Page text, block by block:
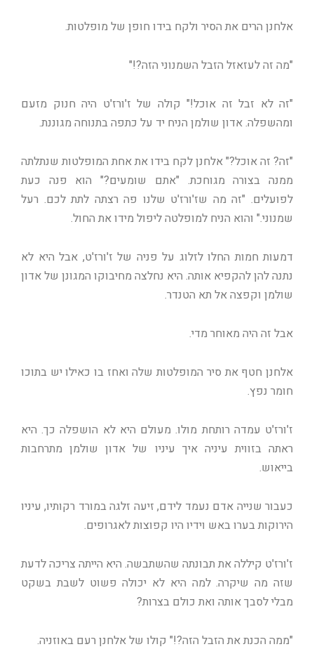
אלחנן הרים את הסיר ולקח בידו חופן של מופלטות.
"מה זה לעזאזל הזבל השמנוני הזה?!"
"זה לא זבל זה אוכל!" קולה של ז'ורז'ט היה חנוק מזעם
ומהשפלה. אדון שולמן הניח יד על כתפה בתנוחה מגוננת.
"זה? זה אוכל?" אלחנן לקח בידו את אחת המופלטות שנתלתה
ממנה בצורה מגוחכת. "אתם שומעים?" הוא פנה כעת
לפועלים. "זה מה שז'ורז'ט שלנו פה רצתה לתת לכם. רעל
שמנוני." והוא הניח למופלטה ליפול מידו את החול.
דמעות חמות החלו לזלוג על פניה של ז'ורז'ט, אבל היא לא
נתנה להן להקפיא אותה. היא נחלצה מחיבוקו המגונן של אדון
שולמן וקפצה אל תא הטנדר.
אבל זה היה מאוחר מדי.
אלחנן חטף את סיר המופלטות שלה ואחז בו כאילו יש בתוכו
חומר נפץ.
ז'ורז'ט עמדה רותחת מולו. מעולם היא לא הושפלה כך. היא
ראתה בזווית עיניה איך עיניו של אדון שולמן מתרחבות
בייאוש.
כעבור שנייה אדם נעמד לידם, זיעה זלגה במורד רקותיו, עיניו
הירוקות בערו באש וידיו היו קפוצות לאגרופים.
ז'ורז'ט קיללה את תבונתה שהשתבשה. היא הייתה צריכה לדעת
שזה מה שיקרה. למה היא לא יכולה פשוט לשבת בשקט
מבלי לסבך אותה ואת כולם בצרות?
"ממה הכנת את הזבל הזה?!" קולו של אלחנן רעם באוזניה.